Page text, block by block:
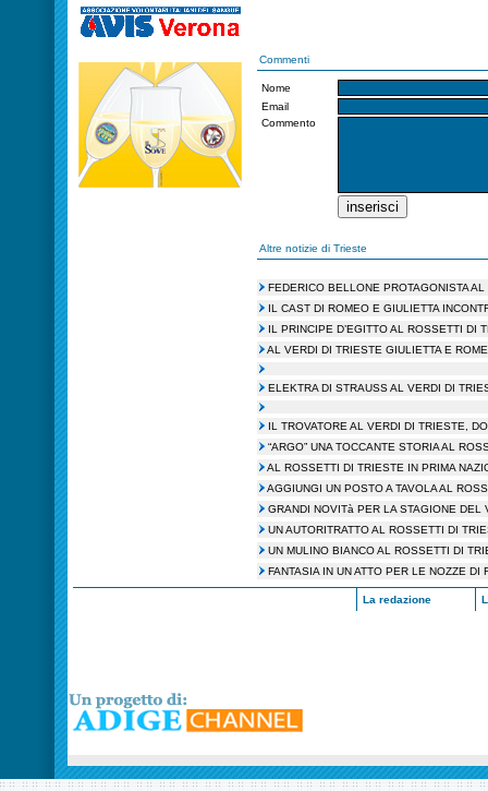
Commenti
Nome
Email
Commento
Altre notizie di Trieste
FEDERICO BELLONE PROTAGONISTA
IL CAST DI ROMEO E GIULIETTA
IL PRINCIPE D’EGITTO AL ROSSETTI DI
AL VERDI DI TRIESTE GIULIETTA E
ELEKTRA DI STRAUSS AL VERDI DI
IL TROVATORE AL VERDI DI TRIESTE,
“ARGO” UNA TOCCANTE STORIA AL
AL ROSSETTI DI TRIESTE IN PRIMA
AGGIUNGI UN POSTO A TAVOLA AL
GRANDI NOVITà PER LA STAGIONE DEL
UN AUTORITRATTO AL ROSSETTI DI
UN MULINO BIANCO AL ROSSETTI DI
FANTASIA IN UN ATTO PER LE NOZZE DI
La redazione